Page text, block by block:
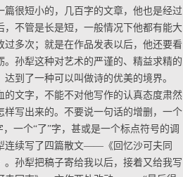
很短小的，几百字的文章，他也是经过
不管是长是短，一般情况下他都有能大
多次；就是在作品发表以后，他还要看
孙犁这种对艺术的严谨的、精益求精的
到了一种可以叫做诗的优美的境界。
文字，不能不对他写作的认真态度肃然
写出来的。不要说一句话的增删，一个
一个“了”字，甚或是一个标点符号的调
连续写了四篇散文——《回忆沙可夫同
孙犁把稿子寄给我以后，接着又给我写